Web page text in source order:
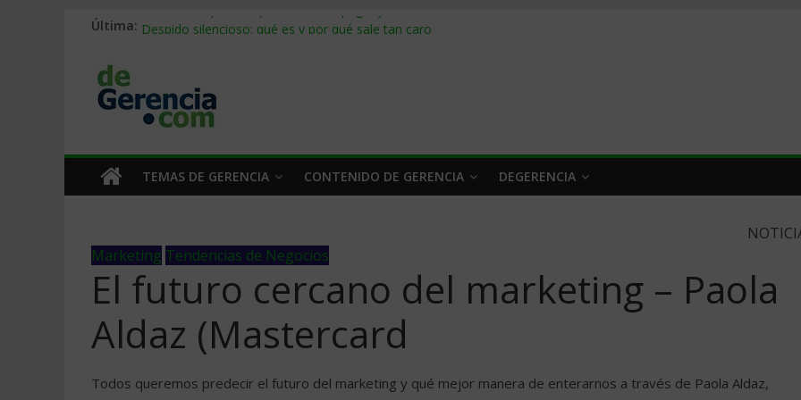
Última: Stablecoins para empresas: cómo pagar y cobrar en 2026
Trabajo forzoso en la cadena de suministro: qué hacer
Mercado hispano de EE. UU.: cómo segmentarlo y venderle
TEMAS DE GERENCIA CONTENIDO DE GERENCIA DEGERENCIA
Marketing Tendencias de Negocios
El futuro cercano del marketing – Paola
Aldaz (Mastercard
Todos queremos predecir el futuro del marketing y qué mejor manera de enterarnos a través de Paola Aldaz,